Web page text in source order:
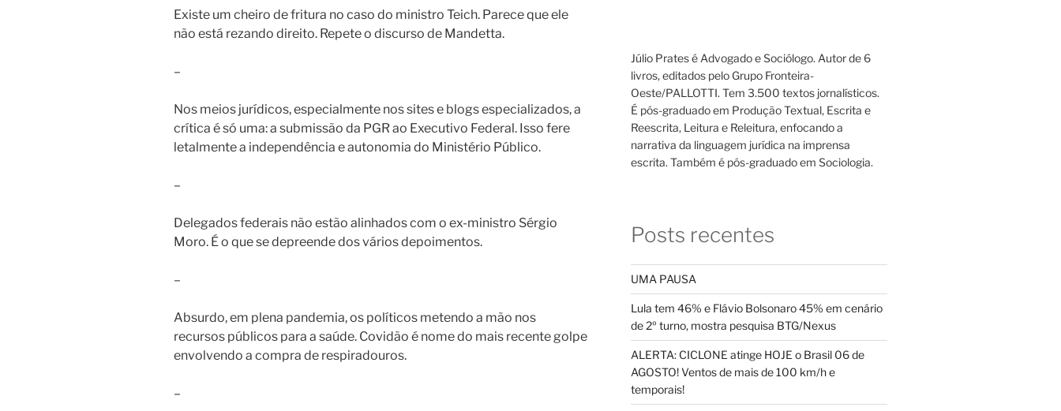
Existe um cheiro de fritura no caso do ministro Teich. Parece que ele
não está rezando direito. Repete o discurso de Mandetta.
–
Nos meios jurídicos, especialmente nos sites e blogs especializados, a
crítica é só uma: a submissão da PGR ao Executivo Federal. Isso fere
letalmente a independência e autonomia do Ministério Público.
–
Delegados federais não estão alinhados com o ex-ministro Sérgio
Moro. É o que se depreende dos vários depoimentos.
–
Absurdo, em plena pandemia, os políticos metendo a mão nos
recursos públicos para a saúde. Covidão é nome do mais recente golpe
envolvendo a compra de respiradouros.
–
Júlio Prates é Advogado e Sociólogo. Autor de 6
livros, editados pelo Grupo Fronteira-
Oeste/PALLOTTI. Tem 3.500 textos jornalísticos.
É pós-graduado em Produção Textual, Escrita e
Reescrita, Leitura e Releitura, enfocando a
narrativa da linguagem jurídica na imprensa
escrita. Também é pós-graduado em Sociologia.
Posts recentes
UMA PAUSA
Lula tem 46% e Flávio Bolsonaro 45% em cenário
de 2º turno, mostra pesquisa BTG/Nexus
ALERTA: CICLONE atinge HOJE o Brasil 06 de
AGOSTO! Ventos de mais de 100 km/h e
temporais!